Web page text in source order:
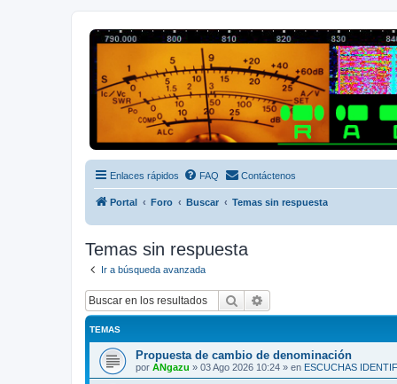
Radio Frecuencias
Foro de Radio Frecuencias
Enlaces rápidos FAQ Contáctenos
Portal Foro Buscar Temas sin respuesta
Temas sin respuesta
Ir a búsqueda avanzada
Buscar
TEMAS
Propuesta de cambio de denominación
por ANgazu » 03 Ago 2026 10:24 » en ESCUCHAS